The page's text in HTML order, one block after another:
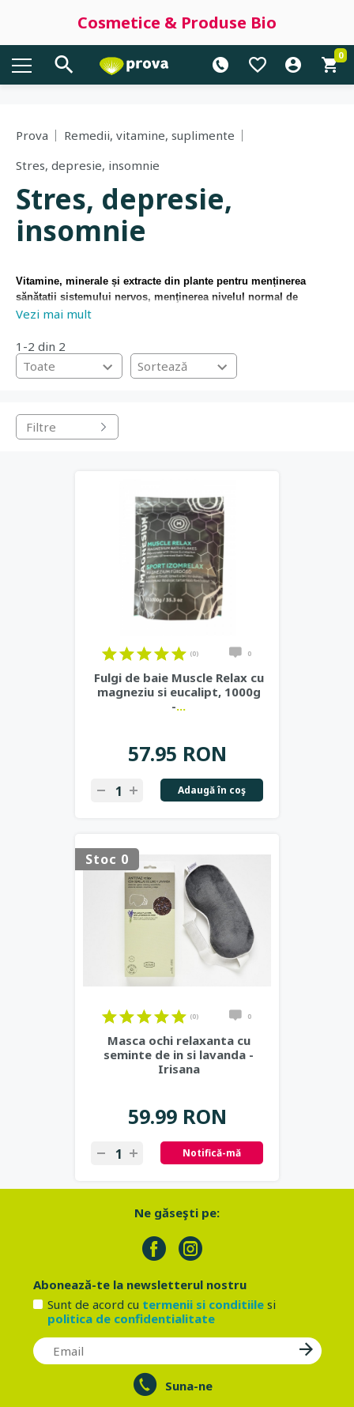
Cosmetice & Produse Bio
0
Prova
Remedii, vitamine, suplimente
Stres, depresie, insomnie
Stres, depresie,
insomnie
Vitamine, minerale și extracte din plante pentru menținerea
sănătatii sistemului nervos, menţinerea nivelul normal de
serotonină, susţinerea echilibrul emotional, îmbunătățirea
Antidepresive naturiste.
datorate stresului si depresiei.
Vezi mai mult
1-2 din 2
Toate
Sortează
Filtre
(0) 0
Fulgi de baie Muscle Relax cu
magneziu si eucalipt, 1000g
-...
57.95 RON
Adaugă în coş
Stoc 0
(0) 0
Masca ochi relaxanta cu
seminte de in si lavanda -
Irisana
59.99 RON
Notifică-mă
Ne găseşti pe:
Abonează-te la newsletterul nostru
Sunt de acord cu termenii si conditiilesi
politica de confidentialitate
Suna-ne